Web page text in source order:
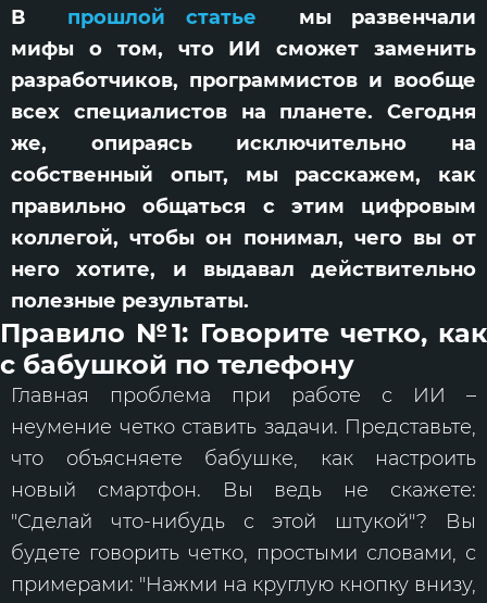
В
прошлой статье
мы развенчали
мифы о том, что ИИ сможет заменить
разработчиков, программистов и вообще
всех специалистов на планете. Сегодня
же, опираясь исключительно на
собственный опыт, мы расскажем, как
правильно общаться с этим цифровым
коллегой, чтобы он понимал, чего вы от
него хотите, и выдавал действительно
полезные результаты.
Правило №1: Говорите четко, как
с бабушкой по телефону
Главная проблема при работе с ИИ –
неумение четко ставить задачи. Представьте,
что объясняете бабушке, как настроить
новый смартфон. Вы ведь не скажете:
"Сделай что-нибудь с этой штукой"? Вы
будете говорить четко, простыми словами, с
примерами: "Нажми на круглую кнопку внизу,